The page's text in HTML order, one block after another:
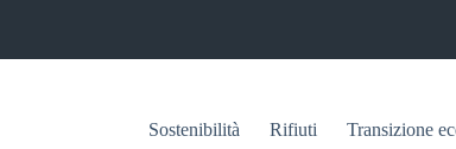
Sostenibilità Rifiuti Transizione